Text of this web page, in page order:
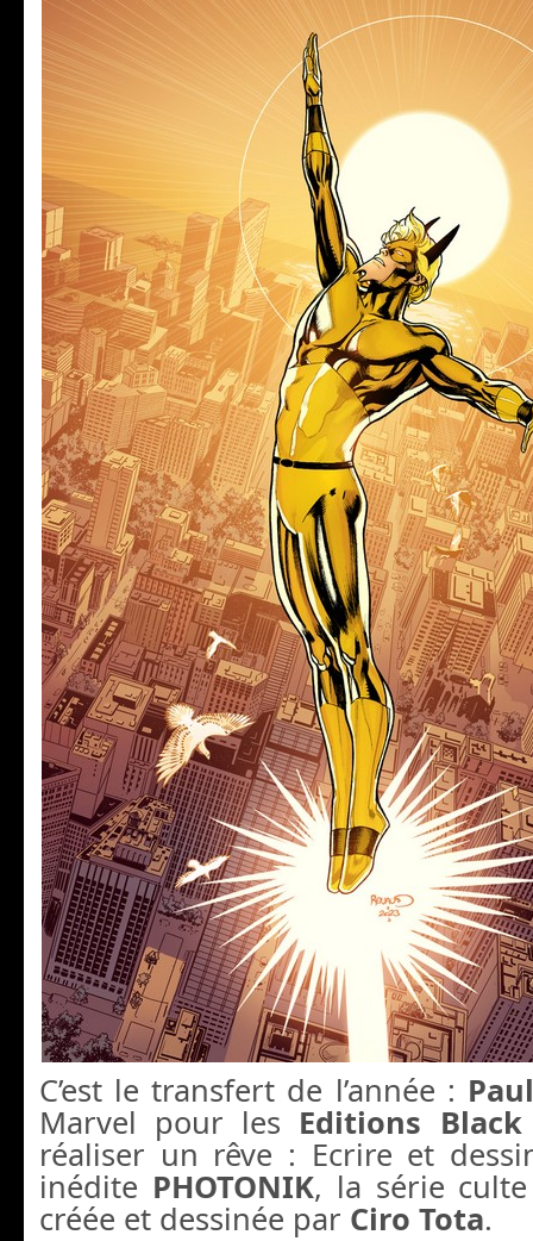
C’est le transfert de l’année :
Marvel pour les Editions
réaliser un rêve : Ecrire et
inédite PHOTONIK, la série
créée et dessinée par Ciro Tota.